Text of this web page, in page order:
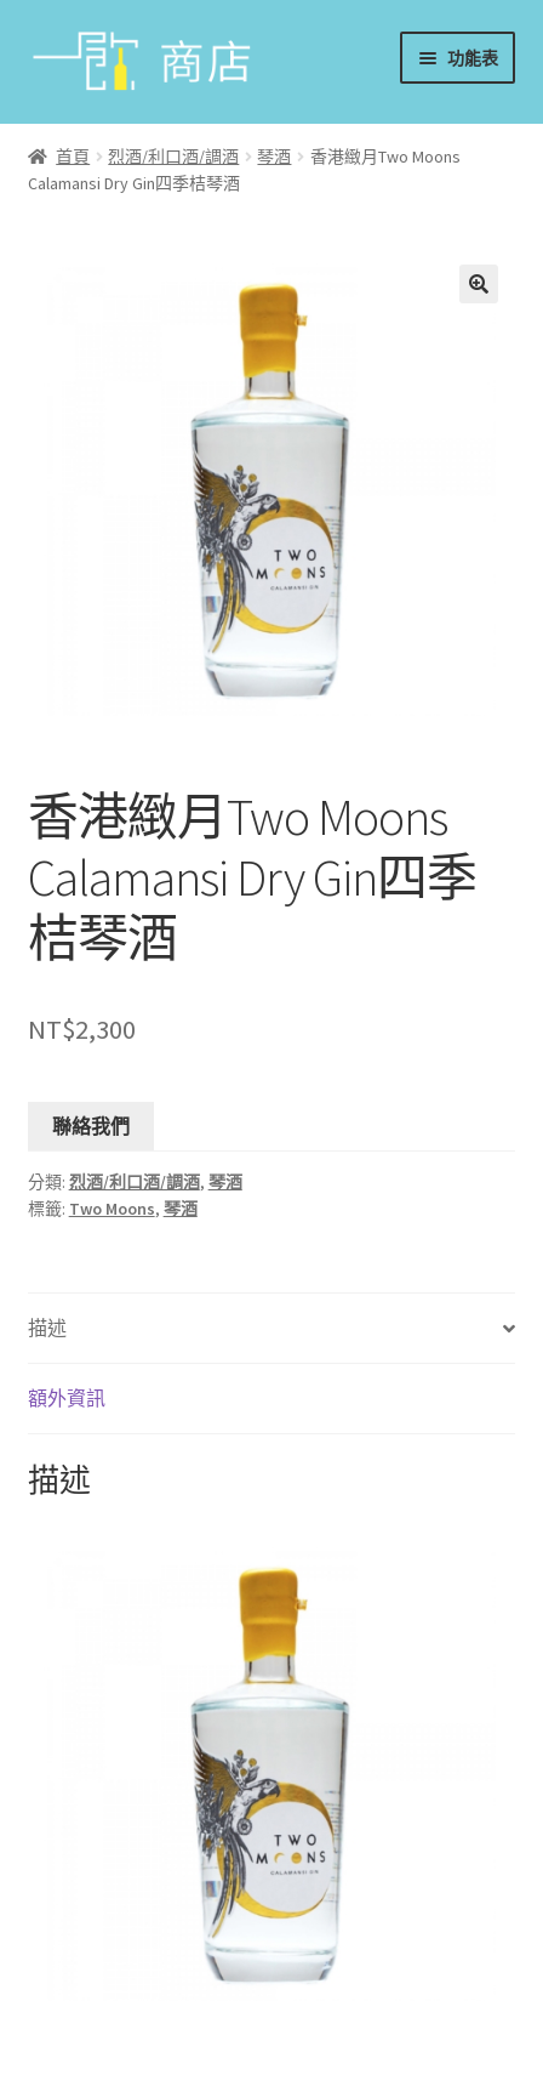
功能表
首頁
葡萄酒
首頁 烈酒/利口酒/調酒 琴酒
香港緻月Two Moons
Calamansi Dry Gin四季桔琴酒
香港緻月Two Moons
Calamansi Dry Gin四季
桔琴酒
NT$2,300
聯絡我們
分類: 烈酒/利口酒/調酒, 琴酒
標籤: Two Moons, 琴酒
描述
額外資訊
描述